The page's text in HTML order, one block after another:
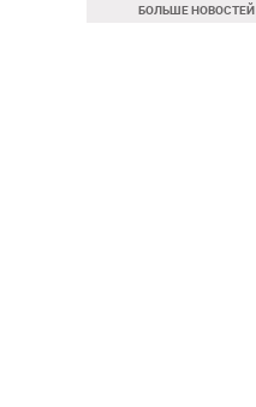
БОЛЬШЕ НОВОСТЕЙ